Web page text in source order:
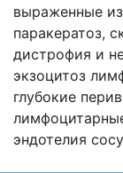
выраженные
паракератоз,
дистрофия и
экзоцитоз
глубокие
эндотелия